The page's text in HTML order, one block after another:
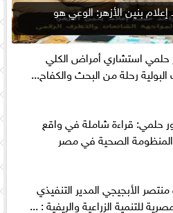
بنين الأزهر: الوعي هو
حلمي استشاري أمراض الكلي
رحلة من البحث والكفاح...
حلمي: قراءة شاملة في واقع
الصحية في مصر
الأبجيجي المدير التنفيذي
للتنمية الزراعية والريفية : ...